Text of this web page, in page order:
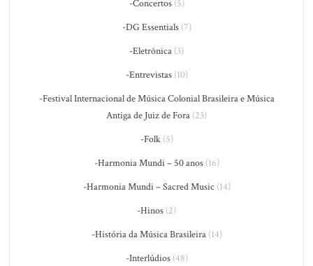
-Concertos(5)
-DG Essentials(7)
-Eletrônica (3)
-Entrevistas(10)
-Festival Internacional de Música Colonial Brasileira e Música
Antiga de Juiz de Fora (23)
-Folk(5)
-Harmonia Mundi – 50 anos(16)
-Harmonia Mundi – Sacred Music (14)
-Hinos (2)
-História da Música Brasileira(14)
-Interlúdios(48)